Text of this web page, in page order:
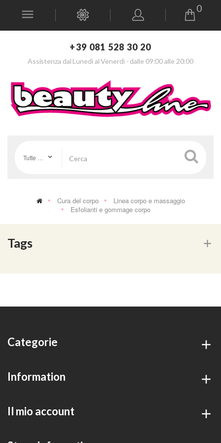
+39 081 528 30 20
Assistenza dal Lunedì al Venerdì - dalle 09:00 alle 20:00
0
Cura del corpo
Linea corpo e massaggio
Esfolianti e gommage corpo
Tags
Categorie
Information
Il mio account